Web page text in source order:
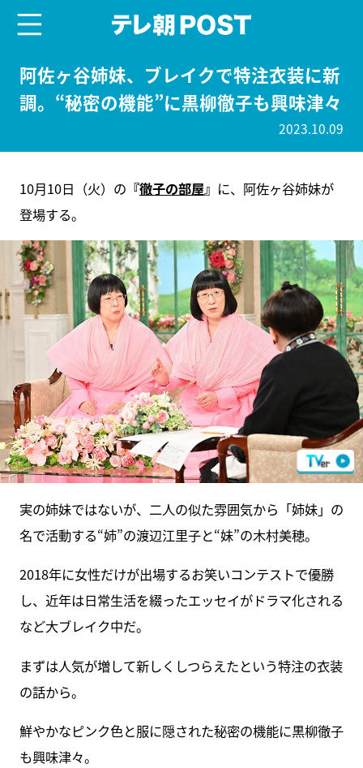
阿佐ヶ谷姉妹、ブレイクで特注衣装に新
調。“秘密の機能”に黒柳徹子も興味津々
2023.10.09
10月10日（火）の 『徹子の部屋』 に、阿佐ヶ谷姉妹が
登場する。
実の姉妹ではないが、二人の似た雰囲気から「姉妹」の
名で活動する“姉”の渡辺江里子と“妹”の木村美穂。
2018年に女性だけが出場するお笑いコンテストで優勝
し、近年は日常生活を綴ったエッセイがドラマ化される
など大ブレイク中だ。
まずは人気が増して新しくしつらえたという特注の衣装
の話から。
鮮やかなピンク色と服に隠された秘密の機能に黒柳徹子
も興味津々。